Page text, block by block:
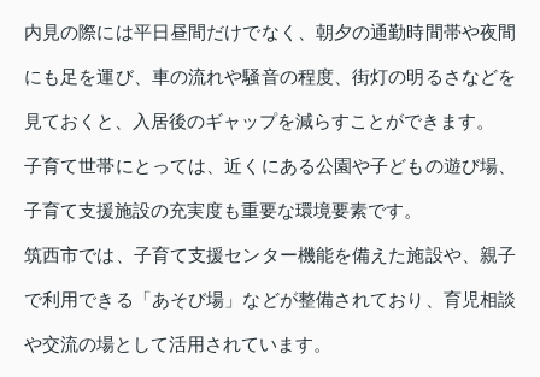
内見の際には平日昼間だけでなく、朝夕の通勤時間帯や夜間
にも足を運び、車の流れや騒音の程度、街灯の明るさなどを
見ておくと、入居後のギャップを減らすことができます。
子育て世帯にとっては、近くにある公園や子どもの遊び場、
子育て支援施設の充実度も重要な環境要素です。
筑西市では、子育て支援センター機能を備えた施設や、親子
で利用できる「あそび場」などが整備されており、育児相談
や交流の場として活用されています。